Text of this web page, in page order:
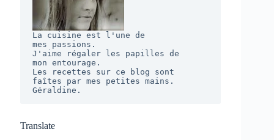
La cuisine est l'une de
mes passions.
J'aime régaler les papilles de
mon entourage.
Les recettes sur ce blog sont
faîtes par mes petites mains.
Géraldine.
Translate